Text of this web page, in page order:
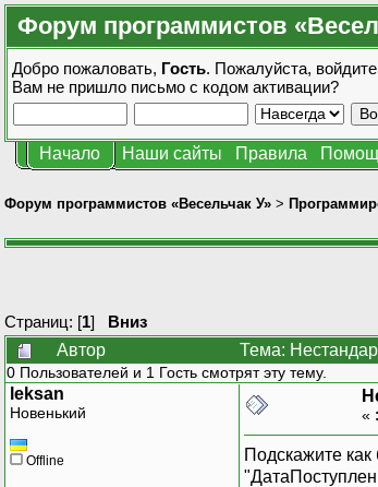
Форум программистов
Добро пожаловать, Гость. Пожалуйста, войдите
Вам не пришло письмо с кодом активации?
Начало Наши сайты Правила
Форум программистов «Весельчак У» >
Страниц: [1] Вниз
Автор
Тема:
0 Пользователей и 1 Гость смотрят эту тему.
leksan
Новенький
Offline
« :
Подскажите